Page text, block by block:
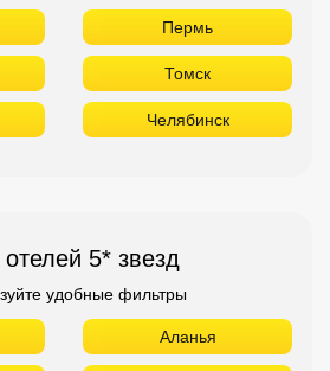
Пермь
Томск
Челябинск
5* звезд
удобные фильтры
Аланья